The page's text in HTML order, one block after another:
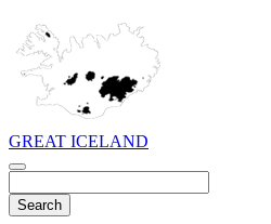
GREAT ICELAND